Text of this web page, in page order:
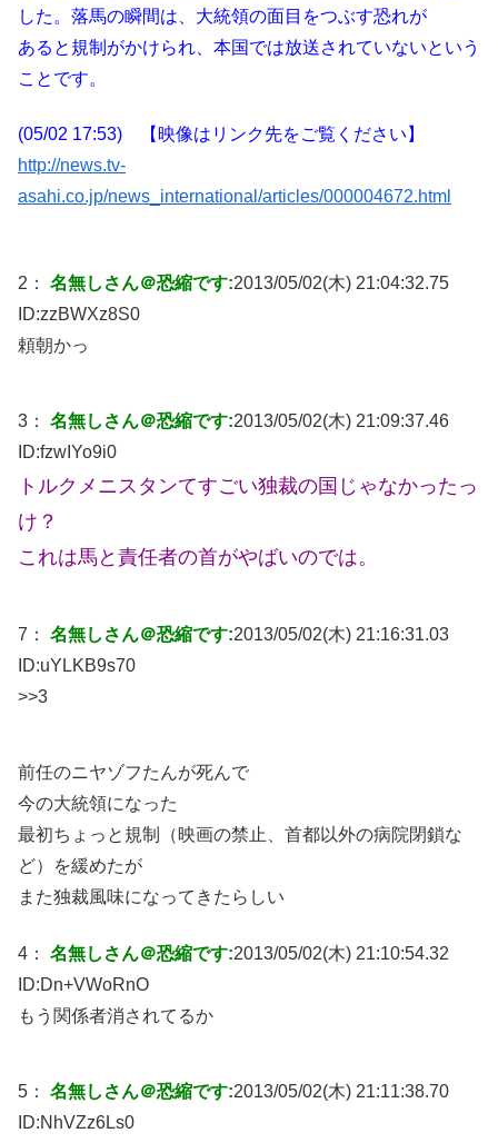
した。落馬の瞬間は、大統領の面目をつぶす恐れが
あると規制がかけられ、本国では放送されていないという
ことです。
(05/02 17:53) 【映像はリンク先をご覧ください】
http://news.tv-
asahi.co.jp/news_international/articles/000004672.html
2： 名無しさん＠恐縮です:2013/05/02(木) 21:04:32.75
ID:zzBWXz8S0
頼朝かっ
3： 名無しさん＠恐縮です:2013/05/02(木) 21:09:37.46
ID:fzwIYo9i0
トルクメニスタンてすごい独裁の国じゃなかったっ
け？
これは馬と責任者の首がやばいのでは。
7： 名無しさん＠恐縮です:2013/05/02(木) 21:16:31.03
ID:uYLKB9s70
>>3
前任のニヤゾフたんが死んで
今の大統領になった
最初ちょっと規制（映画の禁止、首都以外の病院閉鎖な
ど）を緩めたが
また独裁風味になってきたらしい
4： 名無しさん＠恐縮です:2013/05/02(木) 21:10:54.32
ID:Dn+VWoRnO
もう関係者消されてるか
5： 名無しさん＠恐縮です:2013/05/02(木) 21:11:38.70
ID:NhVZz6Ls0